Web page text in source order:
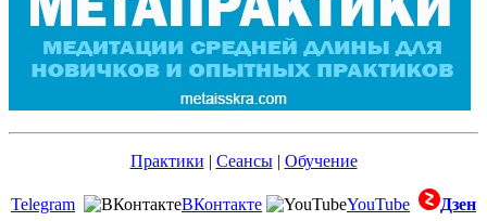
Практики | Сеансы| Обучение
Telegram ВКонтакте YouTube
Дзен